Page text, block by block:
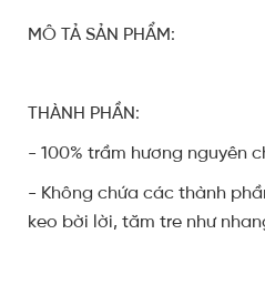
MÔ TẢ SẢN PHẨM:
THÀNH PHẦN:
- 100% trầm hương nguyên
- Không chứa các thành
keo bời lời, tăm tre như